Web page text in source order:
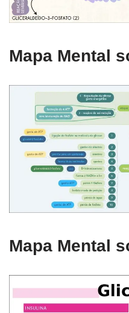
Mapa Mental
Mapa Mental